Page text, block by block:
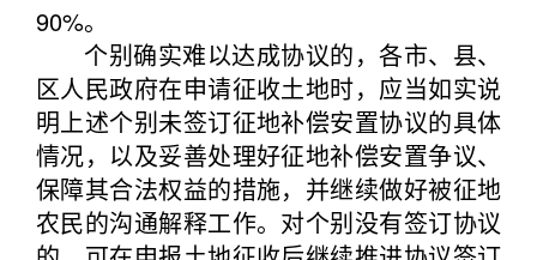
90%。
个别确实难以达成协议的，各市、县、
区人民政府在申请征收土地时，应当如实说
明上述个别未签订征地补偿安置协议的具体
情况，以及妥善处理好征地补偿安置争议、
保障其合法权益的措施，并继续做好被征地
农民的沟通解释工作。对个别没有签订协议